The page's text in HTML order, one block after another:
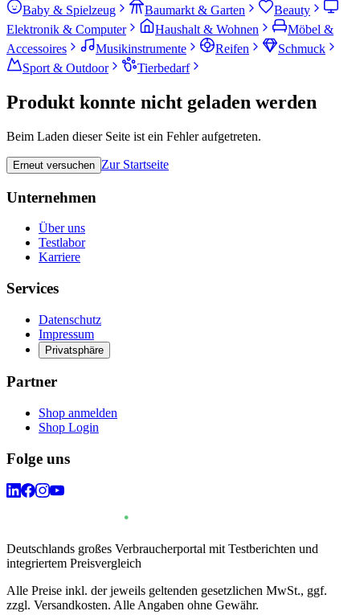
Baby & Spielzeug Baumarkt & Garten
Beauty
Elektronik & Computer
Haushalt & Wohnen
Möbel &
Accessoires
Musikinstrumente Reifen
Schmuck
Sport & Outdoor
Tierbedarf
Produkt konnte nicht geladen werden
Beim Laden dieser Seite ist ein Fehler aufgetreten.
Erneut versuchen Zur Startseite
Unternehmen
Über uns
Testlabor
Karriere
Services
Datenschutz
Impressum
Privatsphäre
Partner
Shop anmelden
Shop Login
Folge uns
Deutschlands großes Verbraucherportal mit Testberichten und
integriertem Preisvergleich
Alle Preise inkl. der jeweils geltenden gesetzlichen MwSt., ggf.
zzgl. Versandkosten. Alle Angaben ohne Gewähr.